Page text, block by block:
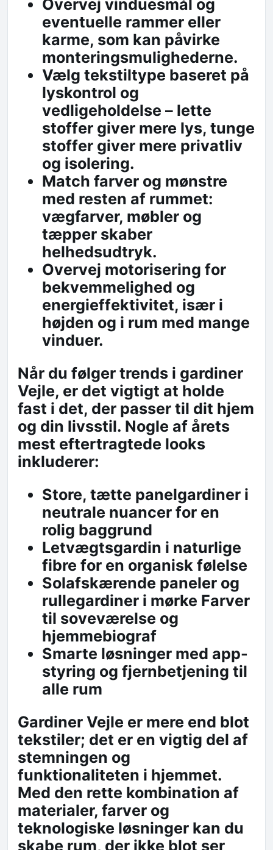
Overvej vinduesmål og
eventuelle rammer eller
karme, som kan påvirke
monteringsmulighederne.
Vælg tekstiltype baseret på
lyskontrol og
vedligeholdelse – lette
stoffer giver mere lys, tunge
stoffer giver mere privatliv
og isolering.
Match farver og mønstre
med resten af rummet:
vægfarver, møbler og
tæpper skaber
helhedsudtryk.
Overvej motorisering for
bekvemmelighed og
energieffektivitet, især i
højden og i rum med mange
vinduer.
Når du følger trends i gardiner
Vejle, er det vigtigt at holde
fast i det, der passer til dit hjem
og din livsstil. Nogle af årets
mest eftertragtede looks
inkluderer:
Store, tætte panelgardiner i
neutrale nuancer for en
rolig baggrund
Letvægtsgardin i naturlige
fibre for en organisk følelse
Solafskærende paneler og
rullegardiner i mørke Farver
til soveværelse og
hjemmebiograf
Smarte løsninger med app-
styring og fjernbetjening til
alle rum
Gardiner Vejle er mere end blot
tekstiler; det er en vigtig del af
stemningen og
funktionaliteten i hjemmet.
Med den rette kombination af
materialer, farver og
teknologiske løsninger kan du
skabe rum, der ikke blot ser